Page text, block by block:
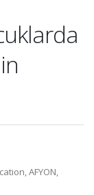
AFYON,